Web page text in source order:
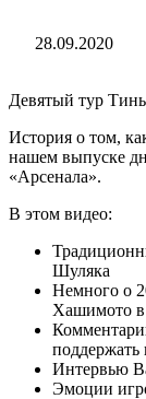
28.09.2020
Девятый тур
История о том,
нашем выпуске
«Арсенала».
В этом видео:
Шуляка
Немного о
Хашимото в
поддержать
Интервью
Эмоции